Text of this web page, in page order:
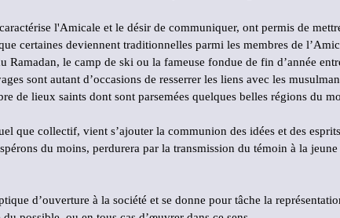
l'Amicale et le désir de communiquer, ont permis de
certaines deviennent traditionnelles parmi les membres de
Ramadan, le camp de ski ou la fameuse fondue de fin d’année
sont autant d’occasions de resserrer les liens avec les
de lieux saints dont sont parsemées quelques belles régions du
que collectif, vient s’ajouter la communion des idées et des
du moins, perdurera par la transmission du témoin à la
d’ouverture à la société et se donne pour tâche la